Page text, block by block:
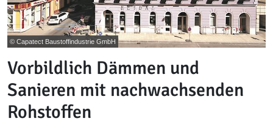
© Capatect Baustoffindustrie GmbH
Vorbildlich Dämmen und
Sanieren mit nachwachsenden
Rohstoffen